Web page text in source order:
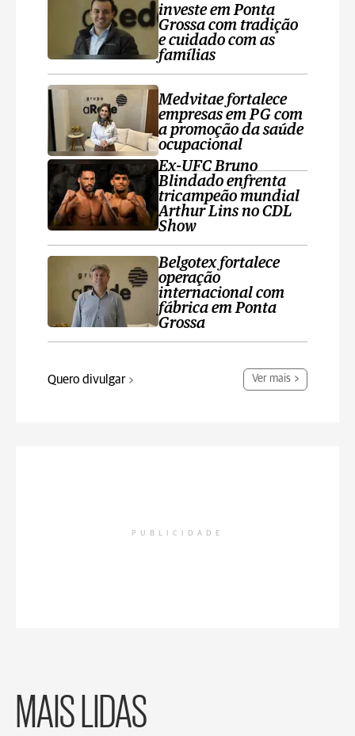
investe em Ponta
Grossa com tradição
e cuidado com as
famílias
Medvitae fortalece
empresas em PG com
a promoção da saúde
ocupacional
Ex-UFC Bruno
Blindado enfrenta
tricampeão mundial
Arthur Lins no CDL
Show
Belgotex fortalece
operação
internacional com
fábrica em Ponta
Grossa
Quero divulgar Ver mais
PUBLICIDADE
MAIS LIDAS